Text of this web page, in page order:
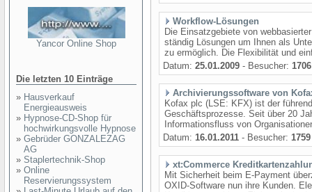
Yancor Online Shop
Die letzten 10 Einträge
» Hausverkauf
Energieausweis
» Hypnose-CD-Shop für
hochwirkungsvolle Hypnose
» Gebrüder GONZALEZAG
AG
» Staplertechnik-Shop
» Online
Reservierungssystem
Workflow-Lösungen
Die Einsatzgebiete von
ständig Lösungen um Ihnen als
zu ermöglich. Die Flexibilität und
Datum: 25.01.2009 - Besucher: 1706
Archivierungssoftware von
Kofax plc (LSE: KFX) ist der
Geschäftsprozesse. Seit über 20
Informationsfluss von
Datum: 16.01.2011 - Besucher: 1759
xt:Commerce
Mit Sicherheit beim E-Payment
OXID-Software nun ihre Kunden.